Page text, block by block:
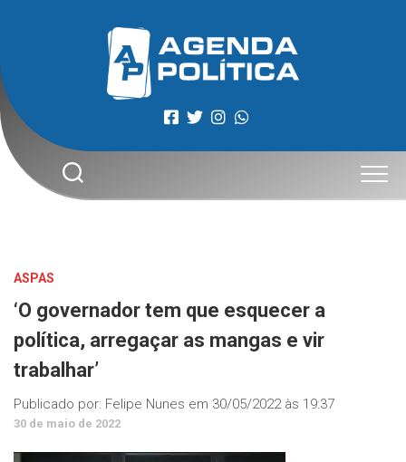
ASPAS
‘O governador tem que esquecer a
política, arregaçar as mangas e vir
trabalhar’
Publicado por: Felipe Nunes em 30/05/2022 às 19:37
30 de maio de 2022